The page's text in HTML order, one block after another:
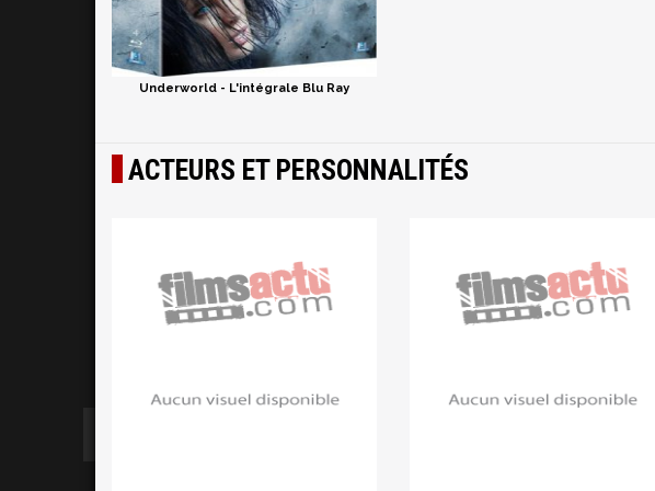
Underworld - L'intégrale Blu Ray
ACTEURS ET PERSONNALITÉS